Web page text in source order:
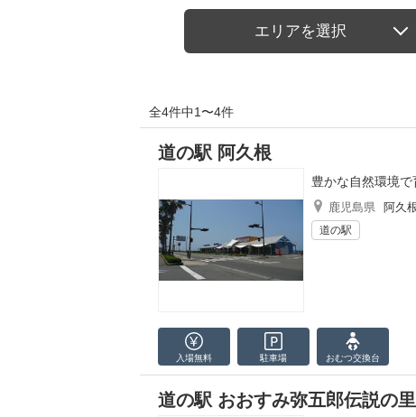
エリアを選択
全4件中1〜4件
道の駅 阿久根
豊かな自然環境
鹿児島県 阿久
道の駅
入場無料 駐車場 おむつ交換台
道の駅 おおすみ弥五郎伝説の里